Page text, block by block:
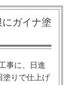
ガイナ塗
事に、日進
塗りで仕上げ